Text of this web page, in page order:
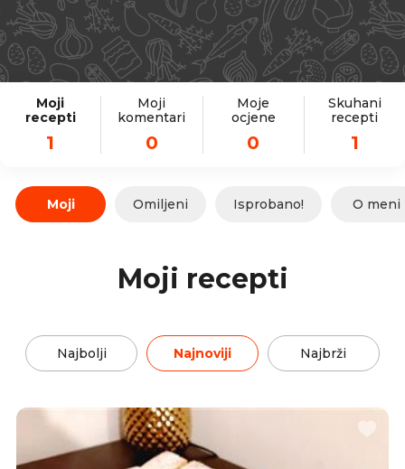
Moji
recepti
1
Moji
komentari
0
Moje
ocjene
0
Skuhani
recepti
1
Moji Omiljeni Isprobano! O meni
Moji recepti
Najbolji Najnoviji Najbrži